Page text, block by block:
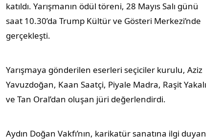
katıldı. Yarışmanın ödül töreni, 28 Mayıs Salı günü
saat 10.30’da Trump Kültür ve Gösteri Merkezi’nde
gerçekleşti.
Yarışmaya gönderilen eserleri seçiciler kurulu, Aziz
Yavuzdoğan, Kaan Saatçi, Piyale Madra, Raşit Yakalı
ve Tan Oral’dan oluşan jüri değerlendirdi.
Aydın Doğan Vakfı’nın, karikatür sanatına ilgi duyan